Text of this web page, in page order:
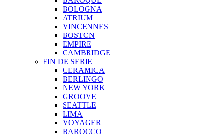
BOLOGNA
ATRIUM
VINCENNES
BOSTON
EMPIRE
CAMBRIDGE
FIN DE SERIE
CERAMICA
BERLINGO
NEW YORK
GROOVE
SEATTLE
LIMA
VOYAGER
BAROCCO